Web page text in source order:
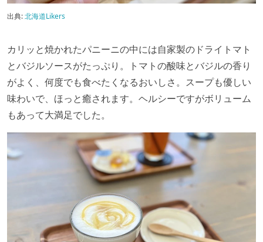
出典:北海道Likers
カリッと焼かれたパニーニの中には自家製のドライトマト
とバジルソースがたっぷり。トマトの酸味とバジルの香り
がよく、何度でも食べたくなるおいしさ。スープも優しい
味わいで、ほっと癒されます。ヘルシーですがボリューム
もあって大満足でした。